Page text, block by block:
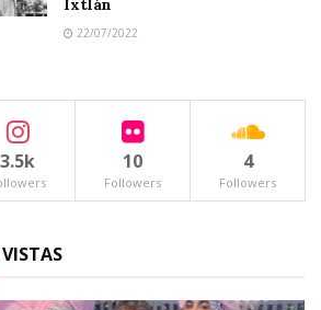
política.
que en la explanada del
ofreció también una taquiza.
Ixtlán
22/07/2022
3.5k 10
Followers
4
Followers